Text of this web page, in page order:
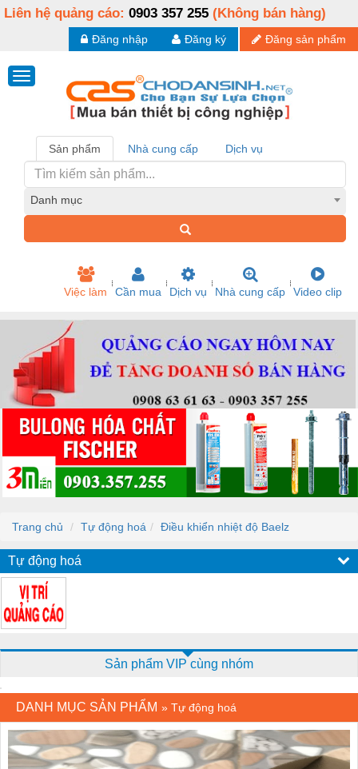
Liên hệ quảng cáo: 0903 357 255 (Không bán hàng)
Đăng sản phẩm
Đăng ký
Đăng nhập
Sản phẩm Nhà cung cấp Dịch vụ
Danh mục
Việc làm Cần mua Dịch vụ Nhà cung cấp Video clip
Trang chủ Tự động hoá Điều khiển nhiệt độ Baelz
Tự động hoá
Sản phẩm VIP cùng nhóm
DANH MỤC SẢN PHẨM » Tự động hoá